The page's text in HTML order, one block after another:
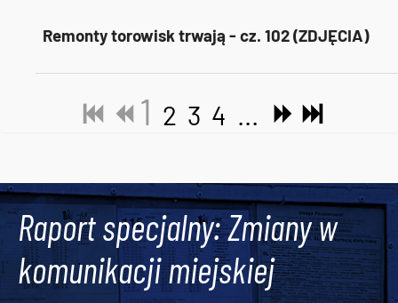
Remonty torowisk trwają - cz. 102 (ZDJĘCIA)
1 2 3 4 ...
Raport specjalny: Zmiany w
komunikacji miejskiej